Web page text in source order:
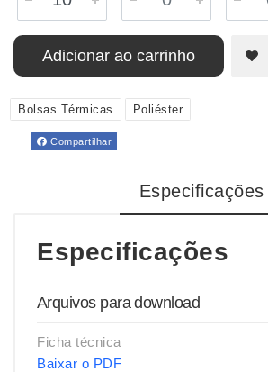
Adicionar ao carrinho
Bolsas Térmicas Poliéster
Compartilhar
Especificações
Especificações
Arquivos para download
Ficha técnica
Baixar o PDF